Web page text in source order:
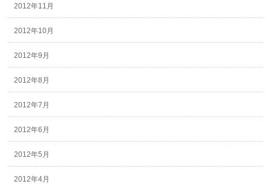
2012年11月
2012年10月
2012年9月
2012年8月
2012年7月
2012年6月
2012年5月
2012年4月